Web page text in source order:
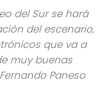
del Sur se hará
del escenario,
que va a
muy buenas
Paneso